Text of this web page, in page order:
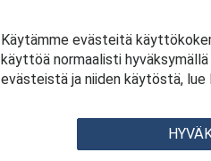
Käytämme evästeitä
käyttöä normaalisti
evästeistä ja niiden käytöstä, lue